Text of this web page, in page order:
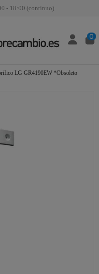
- 18:00 (continuo)
0
LG GR4190EW *Obsoleto